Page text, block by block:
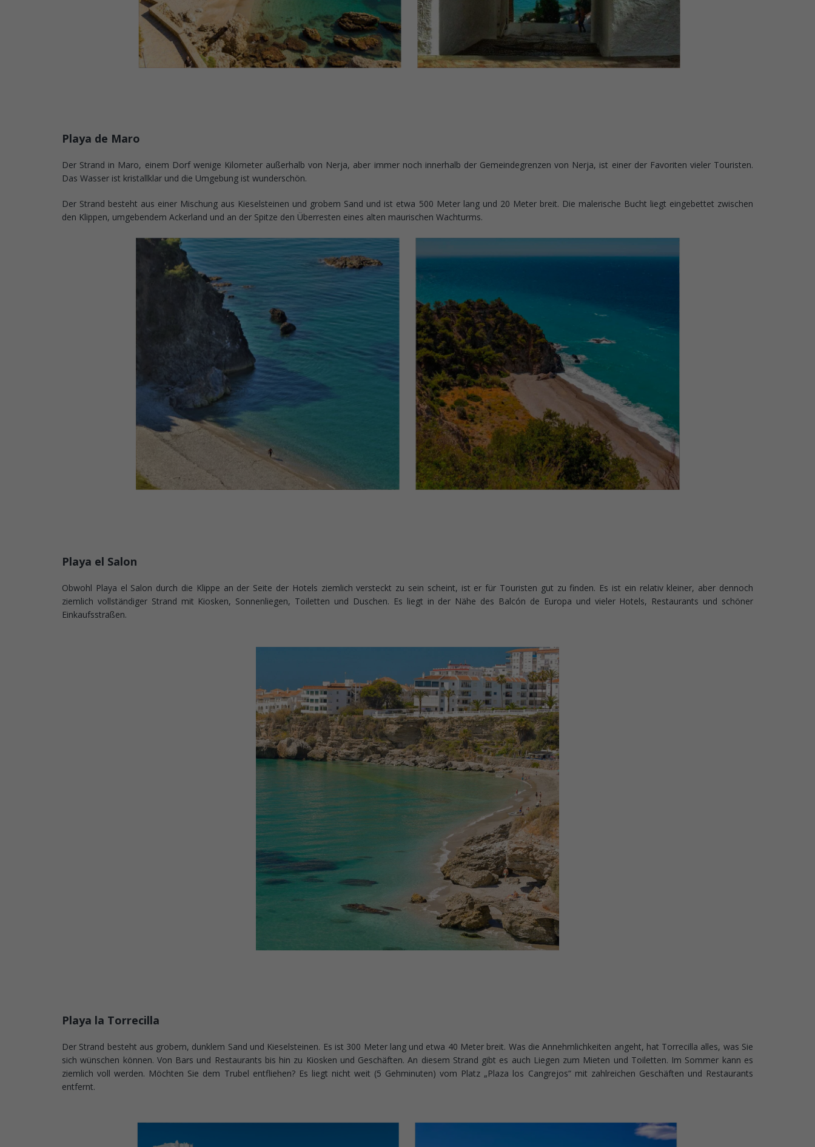
Playa de Maro
Der Strand in Maro, einem Dorf wenige Kilometer außerhalb von Nerja, aber immer noch innerhalb der Gemeindegrenzen von Nerja, ist einer der Favoriten vieler Touristen.
Das Wasser ist kristallklar und die Umgebung ist wunderschön.
Der Strand besteht aus einer Mischung aus Kieselsteinen und grobem Sand und ist etwa 500 Meter lang und 20 Meter breit. Die malerische Bucht liegt eingebettet zwischen
den Klippen, umgebendem Ackerland und an der Spitze den Überresten eines alten maurischen Wachturms.
Playa el Salon
Obwohl Playa el Salon durch die Klippe an der Seite der Hotels ziemlich versteckt zu sein scheint, ist er für Touristen gut zu finden. Es ist ein relativ kleiner, aber dennoch
ziemlich vollständiger Strand mit Kiosken, Sonnenliegen, Toiletten und Duschen. Es liegt in der Nähe des Balcón de Europa und vieler Hotels, Restaurants und schöner
Einkaufsstraßen.
Playa la Torrecilla
Der Strand besteht aus grobem, dunklem Sand und Kieselsteinen. Es ist 300 Meter lang und etwa 40 Meter breit. Was die Annehmlichkeiten angeht, hat Torrecilla alles, was Sie
sich wünschen können. Von Bars und Restaurants bis hin zu Kiosken und Geschäften. An diesem Strand gibt es auch Liegen zum Mieten und Toiletten. Im Sommer kann es
ziemlich voll werden. Möchten Sie dem Trubel entfliehen? Es liegt nicht weit (5 Gehminuten) vom Platz „Plaza los Cangrejos“ mit zahlreichen Geschäften und Restaurants
entfernt.